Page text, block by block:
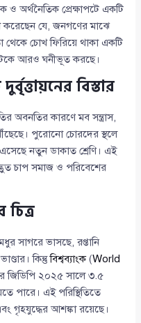
ও অর্থনৈতিক প্রেক্ষাপটে একটি
যে, জনগণের মাঝে
থেকে চোখ ফিরিয়ে থাকা একটি
আরও ঘনীভূত করছে।
বিস্তার
অবনতির কারণে মব সন্ত্রাস,
পুরোনো চোরদের স্থলে
নতুন ডাকাত শ্রেণি। এই
চাপ সমাজ ও পরিবেশের
সাগরে ভাসছে, রপ্তানি
কিন্তুবিশ্বব্যাংক(World
জিডিপি ২০২৫ সালে ৩.৫
পারে। এই পরিস্থিতিতে
গৃহযুদ্ধের আশঙ্কা রয়েছে।